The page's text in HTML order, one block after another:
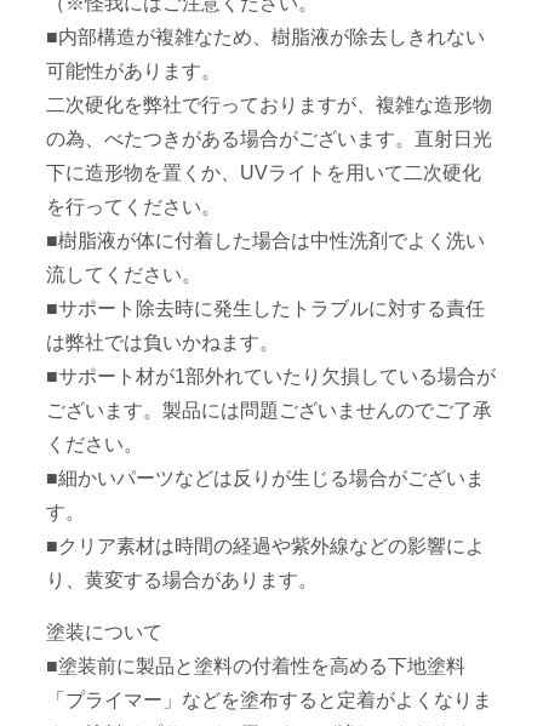
■内部構造が複雑なため、樹脂液が除去しきれない
可能性があります。
二次硬化を弊社で行っておりますが、複雑な造形物
の為、べたつきがある場合がございます。直射日光
下に造形物を置くか、UVライトを用いて二次硬化
を行ってください。
■樹脂液が体に付着した場合は中性洗剤でよく洗い
流してください。
■サポート除去時に発生したトラブルに対する責任
は弊社では負いかねます。
■サポート材が1部外れていたり欠損している場合が
ございます。製品には問題ございませんのでご了承
ください。
■細かいパーツなどは反りが生じる場合がございま
す。
■クリア素材は時間の経過や紫外線などの影響によ
り、黄変する場合があります。
塗装について
■塗装前に製品と塗料の付着性を高める下地塗料
「プライマー」などを塗布すると定着がよくなりま